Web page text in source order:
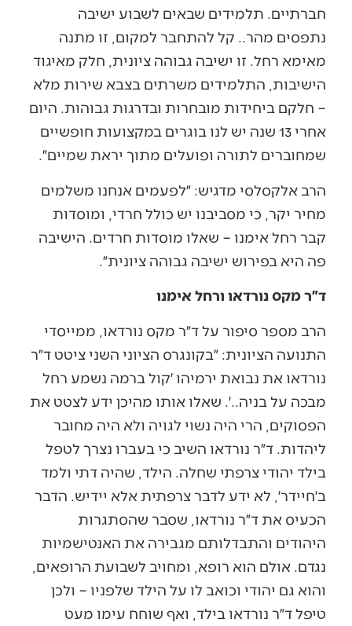
חברתיים. תלמידים שבאים לשבוע ישיבה
נתפסים מהר.. קל להתחבר למקום, זו מתנה
מאימא רחל. זו ישיבה גבוהה ציונית, חלק מאיגוד
הישיבות, התלמידים משרתים בצבא שירות מלא
– חלקם ביחידות מובחרות ובדרגות גבוהות. היום
אחרי 13 שנה יש לנו בוגרים במקצועות חופשיים
שמחוברים לתורה ופועלים מתוך יראת שמיים״.
הרב אלקסלסי מדגיש: ״לפעמים אנחנו משלמים
מחיר יקר, כי מסביבנו יש כולל חרדי, ומוסדות
קבר רחל אימנו – שאלו מוסדות חרדים. הישיבה
פה היא בפירוש ישיבה גבוהה ציונית״.
ד״ר מקס נורדאו ורחל אימנו
הרב מספר סיפור על ד״ר מקס נורדאו, ממייסדי
התנועה הציונית: ״בקונגרס הציוני השני ציטט ד״ר
נורדאו את נבואת ירמיהו ׳קול ברמה נשמע רחל
מבכה על בניה..׳. שאלו אותו מהיכן ידע לצטט את
הפסוקים, הרי היה נשוי לגויה ולא היה מחובר
ליהדות. ד״ר נורדאו השיב כי בעברו נצרך לטפל
בילד יהודי צרפתי שחלה. הילד, שהיה דתי ולמד
ב׳חיידר׳, לא ידע לדבר צרפתית אלא יידיש. הדבר
הכעיס את ד״ר נורדאו, שסבר שהסתגרות
היהודים והתבדלותם מגבירה את האנטישמיות
נגדם. אולם הוא רופא, ומחויב לשבועת הרופאים,
והוא גם יהודי וכואב לו על הילד שלפניו – ולכן
טיפל ד״ר נורדאו בילד, ואף שוחח עימו מעט